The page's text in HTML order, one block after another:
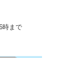
時まで